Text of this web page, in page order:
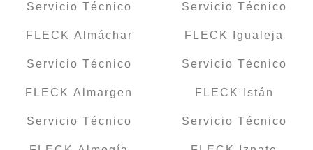
Servicio Técnico
FLECK Almáchar
Servicio Técnico
FLECK Almargen
Servicio Técnico
Servicio Técnico
FLECK Igualeja
Servicio Técnico
FLECK Istán
Servicio Técnico